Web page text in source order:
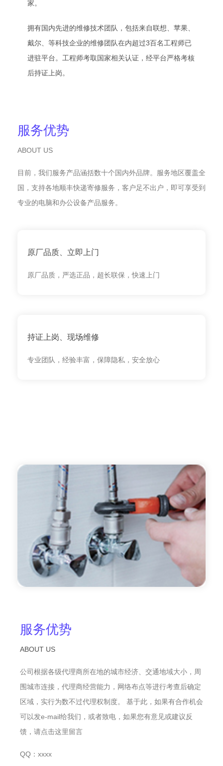
家。
拥有国内先进的维修技术团队，包括来自联想、苹果、
戴尔、等科技企业的维修团队在内超过3百名工程师已
进驻平台。工程师考取国家相关认证，经平台严格考核
后持证上岗。
服务优势
ABOUT US
目前，我们服务产品涵括数十个国内外品牌。服务地区覆盖全
国，支持各地顺丰快递寄修服务，客户足不出户，即可享受到
专业的电脑和办公设备产品服务。
原厂品质、立即上门
原厂品质，严选正品，超长联保，快速上门
持证上岗、现场维修
专业团队，经验丰富，保障隐私，安全放心
服务优势
ABOUT US
公司根据各级代理商所在地的城市经济、交通地域大小，周
围城市连接，代理商经营能力，网络布点等进行考查后确定
区域，实行为数不过代理权制度。 基于此，如果有合作机会
可以发e-mail给我们，或者致电，如果您有意见或建议反
馈，请点击这里留言
QQ：xxxx